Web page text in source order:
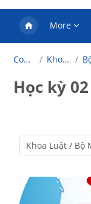
More
Courses Khoa Luật
Học kỳ 02